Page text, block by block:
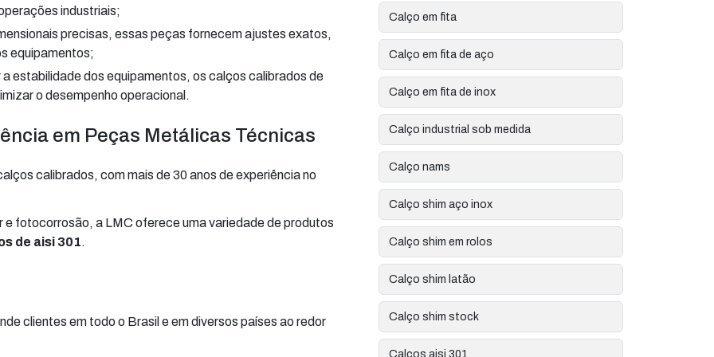
industriais;
equipamentos;
o desempenho operacional.
em Peças Metálicas Técnicas
calibrados, com mais de 30 anos de experiência no
fotocorrosão, a LMC oferece uma variedade de produtos
de aisi 301.
clientes em todo o Brasil e em diversos países ao redor
Calço em fita
Calço em fita de aço
Calço em fita de inox
Calço industrial sob medida
Calço nams
Calço shim aço inox
Calço shim em rolos
Calço shim latão
Calço shim stock
Calços aisi 301